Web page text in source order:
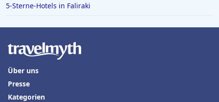
Hotels in Donauwörth
Hotels in Tirol
Hotels in Ratzeburg
Hotels in Valencia
5-Sterne-Hotels in Faliraki
Über uns
Presse
Kategorien